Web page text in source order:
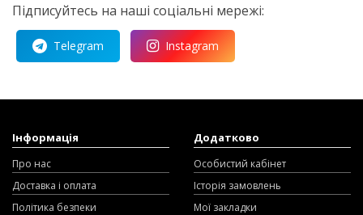
Підписуйтесь на наші соціальні мережі:
Telegram Instagram
Інформація
Про нас
Доставка і оплата
Політика безпеки
Додатково
Особистий кабінет
Історія замовлень
Мої закладки